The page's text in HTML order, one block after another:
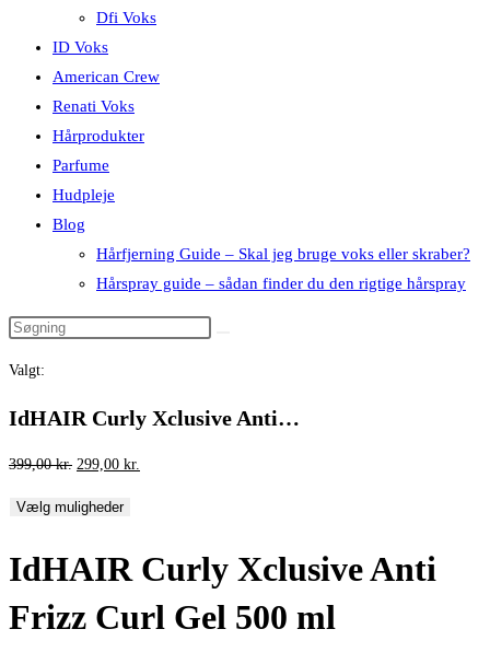
Dfi Voks
ID Voks
American Crew
Renati Voks
Hårprodukter
Parfume
Hudpleje
Blog
Hårfjerning Guide – Skal jeg bruge voks eller skraber?
Hårspray guide – sådan finder du den rigtige hårspray
Valgt:
IdHAIR Curly Xclusive Anti…
399,00kr. Den
pris
399,00 kr..
299,00 kr.
299,00 kr..
Vælg muligheder
IdHAIR Curly Xclusive Anti
Frizz Curl Gel 500 ml